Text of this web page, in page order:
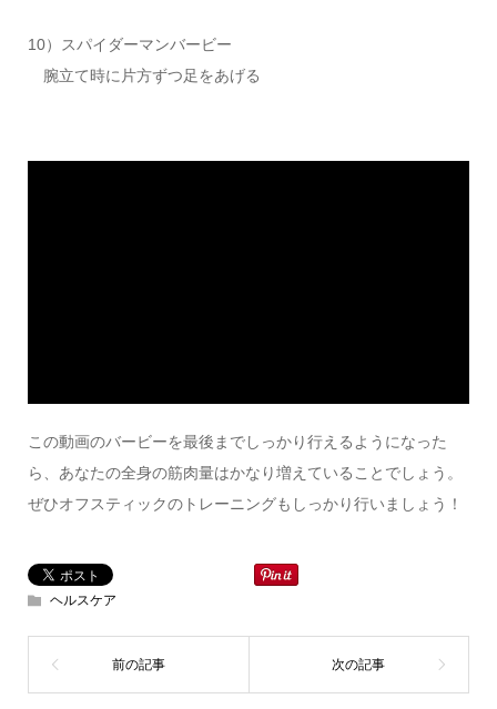
10）スパイダーマンバービー
腕立て時に片方ずつ足をあげる
この動画のバービーを最後までしっかり行えるようになった
ら、あなたの全身の筋肉量はかなり増えていることでしょう。
ぜひオフスティックのトレーニングもしっかり行いましょう！
ヘルスケア